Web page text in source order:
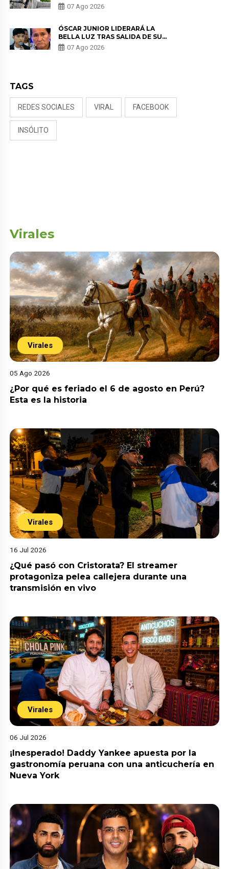
SALUD ANTES DE SEPARARSE DE
KORINA: “ME ENCONTRARON UN
07 Ago 2026
ÓSCAR JUNIOR LIDERARÁ LA
BELLA LUZ TRAS SALIDA DE SU
PADRE POR POLÉMICA CON
NALDY SALDAÑA
07 Ago 2026
TAGS
REDES SOCIALES VIRAL FACEBOOK
INSÓLITO
Virales
Virales
05 Ago 2026
¿Por qué es feriado el 6 de agosto en Perú?
Esta es la historia
Virales
16 Jul 2026
¿Qué pasó con Cristorata? El streamer
protagoniza pelea callejera durante una
transmisión en vivo
Virales
06 Jul 2026
¡Inesperado! Daddy Yankee apuesta por la
gastronomía peruana con una anticuchería en
Nueva York